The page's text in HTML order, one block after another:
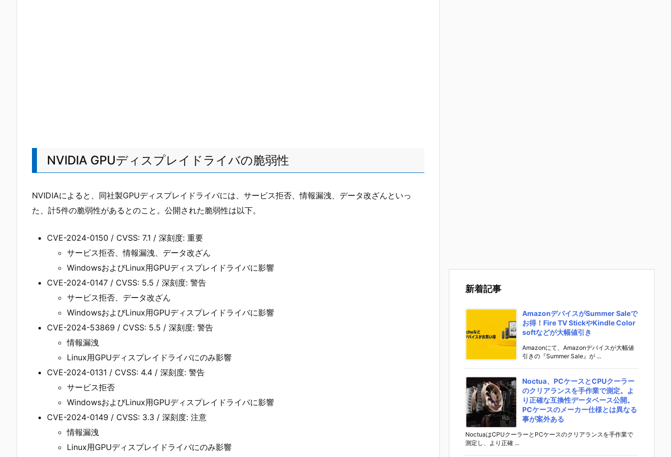
NVIDIA GPUディスプレイドライバの脆弱性
NVIDIAによると、同社製GPUディスプレイドライバには、サービス拒否、情報漏洩、データ改ざんといっ
た、計5件の脆弱性があるとのこと。公開された脆弱性は以下。
CVE-2024-0150 / CVSS: 7.1 / 深刻度: 重要
サービス拒否、情報漏洩、データ改ざん
WindowsおよびLinux用GPUディスプレイドライバに影響
CVE-2024-0147 / CVSS: 5.5 / 深刻度: 警告
サービス拒否、データ改ざん
WindowsおよびLinux用GPUディスプレイドライバに影響
CVE-2024-53869 / CVSS: 5.5 / 深刻度: 警告
情報漏洩
Linux用GPUディスプレイドライバにのみ影響
CVE-2024-0131 / CVSS: 4.4 / 深刻度: 警告
サービス拒否
WindowsおよびLinux用GPUディスプレイドライバに影響
CVE-2024-0149 / CVSS: 3.3 / 深刻度: 注意
情報漏洩
Linux用GPUディスプレイドライバにのみ影響
新着記事
AmazonデバイスがSummer Saleで
お得！Fire TV StickやKindle Color
softなどが大幅値引き
Amazonにて、Amazonデバイスが大幅値
引きの『Summer Sale』が ...
Noctua、PCケースとCPUクーラー
のクリアランスを手作業で測定。よ
り正確な互換性データベース公開。
PCケースのメーカー仕様とは異なる
事が案外ある
NoctuaはCPUクーラーとPCケースのクリアランスを手作業で
測定し、より正確 ...